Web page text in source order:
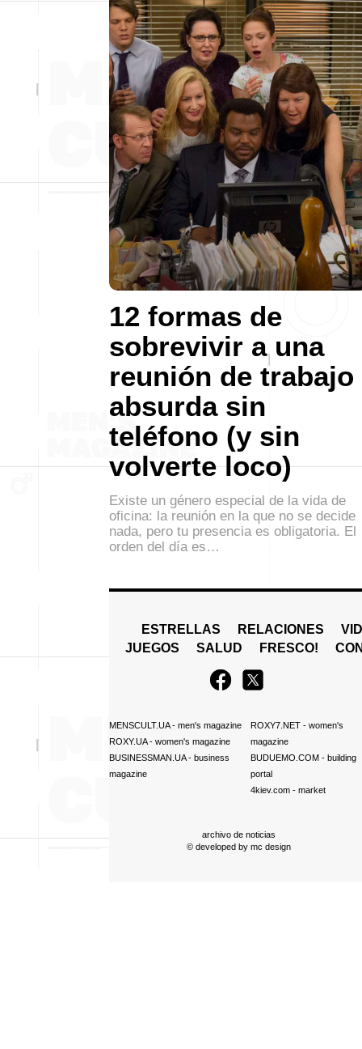
12 formas de
sobrevivir a una
reunión de trabajo
absurda sin
teléfono (y sin
volverte loco)
Existe un género especial de la vida de
oficina: la reunión en la que no se decide
nada, pero tu presencia es obligatoria. El
orden del día es…
ESTRELLAS RELACIONES
JUEGOS
SALUD FRESCO!
MENSCULT.UA- men's magazine
ROXY.UA- women's magazine
BUSINESSMAN.UA- business
magazine
ROXY7.NET- women's
magazine
BUDUEMO.COM- building
portal
4kiev.com- market
archivo de noticias
© developed by mc design